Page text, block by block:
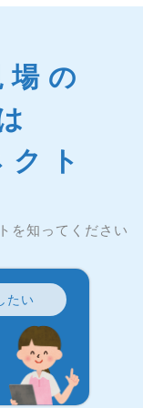
の
ト
を知ってください
たい